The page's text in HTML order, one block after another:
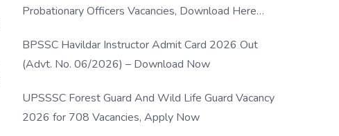
Probationary Officers Vacancies, Download Here
BPSSC Havildar Instructor Admit Card 2026 Out
(Advt. No. 06/2026) – Download Now
UPSSSC Forest Guard And Wild Life Guard Vacancy
2026 for 708 Vacancies, Apply Now